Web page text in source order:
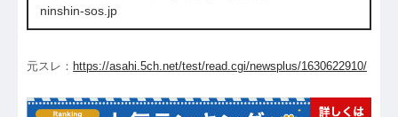
ninshin-sos.jp
元スレ： https://asahi.5ch.net/test/read.cgi/newsplus/1630622910/